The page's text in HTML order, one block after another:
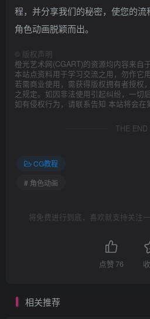
程，并分享我们的秘密，使您的
角色动画脱颖而出。
© 版权声明
橙光艺术网(CGART)的资源均内容来自
本站点资料用于学习交流之用，勿作它用
若需商业使用，需获得版权拥有者授权
之规定。如因非法使用引起纠纷，一切
如有侵权行为，请联系告知 本站将会在
THE END
CG教程
# 角色动画
将免费进行到底，喜欢就支持关注
点赞76
相关推荐